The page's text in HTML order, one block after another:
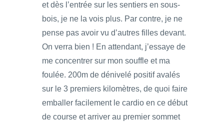
et dès l’entrée sur les sentiers en sous-
bois, je ne la vois plus. Par contre, je ne
pense pas avoir vu d’autres filles devant.
On verra bien ! En attendant, j’essaye de
me concentrer sur mon souffle et ma
foulée. 200m de dénivelé positif avalés
sur le 3 premiers kilomètres, de quoi faire
emballer facilement le cardio en ce début
de course et arriver au premier sommet